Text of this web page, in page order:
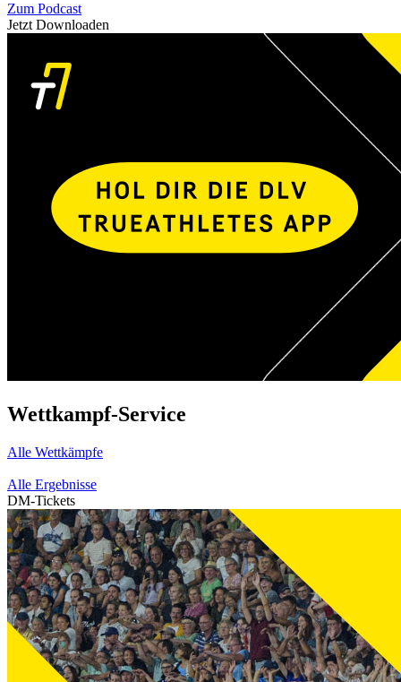
Zum Podcast
Jetzt Downloaden
Wettkampf-Service
Alle Wettkämpfe
Alle Ergebnisse
DM-Tickets